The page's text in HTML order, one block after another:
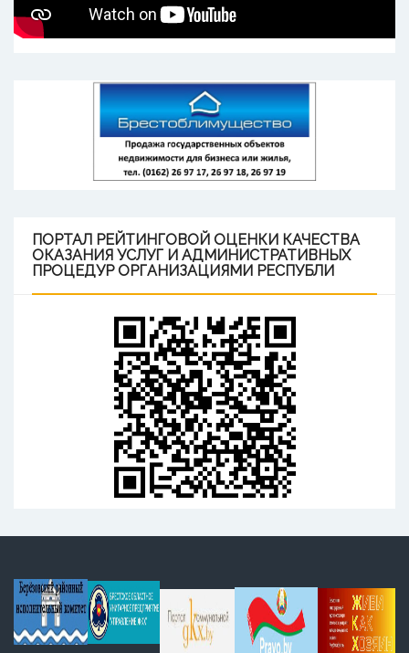
ПОРТАЛ РЕЙТИНГОВОЙ ОЦЕНКИ КАЧЕСТВА
ОКАЗАНИЯ УСЛУГ И АДМИНИСТРАТИВНЫХ
ПРОЦЕДУР ОРГАНИЗАЦИЯМИ РЕСПУБЛИ